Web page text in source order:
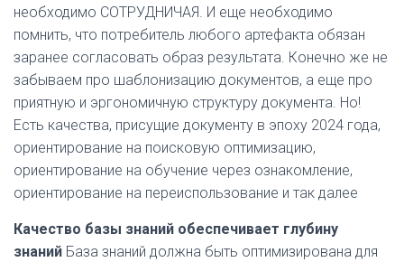
необходимо СОТРУДНИЧАЯ. И еще необходимо
помнить, что потребитель любого артефакта обязан
заранее согласовать образ результата. Конечно же не
забываем про шаблонизацию документов, а еще про
приятную и эргономичную структуру документа. Но!
Есть качества, присущие документу в эпоху 2024 года,
ориентирование на поисковую оптимизацию,
ориентирование на обучение через ознакомление,
ориентирование на переиспользование и так далее
Качество базы знаний обеспечивает глубину
знаний База знаний должна быть оптимизирована для